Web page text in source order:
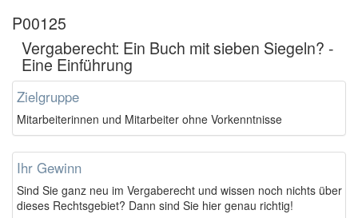
P00125
Vergaberecht: Ein Buch mit sieben Siegeln? -
Eine Einführung
Zielgruppe
Mitarbeiterinnen und Mitarbeiter ohne Vorkenntnisse
Ihr Gewinn
Sind Sie ganz neu im Vergaberecht und wissen noch nichts über
dieses Rechtsgebiet? Dann sind Sie hier genau richtig!